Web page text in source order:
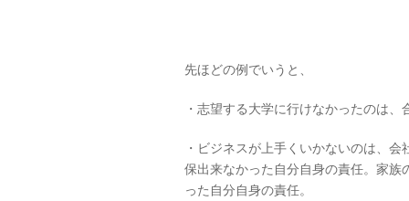
先ほどの例でいうと、
・志望する大学に行けなかったのは
・ビジネスが上手くいかないのは、
保出来なかった自分自身の責任。家
った自分自身の責任。